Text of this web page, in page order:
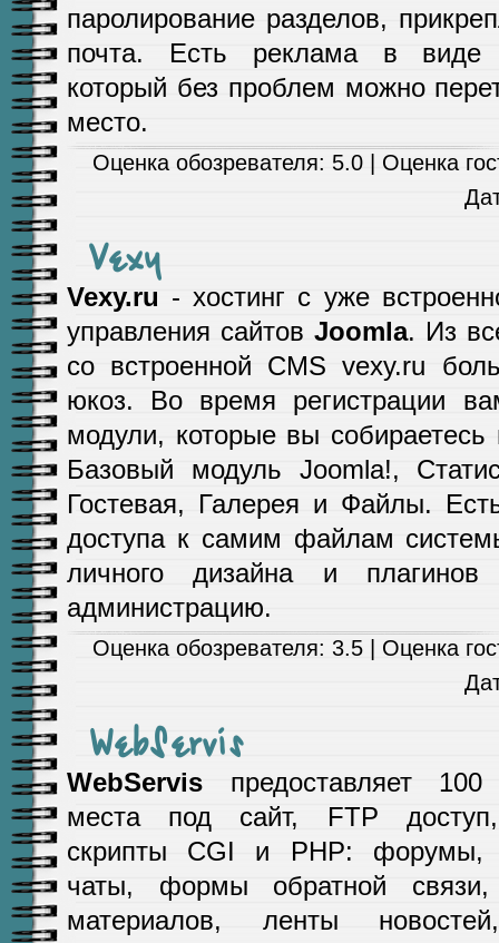
паролирование разделов,
почта. Есть реклама в виде
который без проблем можно
место.
Оценка обозревателя: 5.0 | Оценка
Vexy
Vexy.ru - хостинг с уже
управления сайтов Joomla. Из
со встроенной CMS vexy.ru
юкоз. Во время регистрации
модули, которые вы собираетесь
Базовый модуль Joomla!,
Гостевая, Галерея и Файлы.
доступа к самим файлам
личного дизайна и плагинов
администрацию.
Оценка обозревателя: 3.5 | Оценка
WebServis
WebServis предоставляет 100
места под сайт, FTP
скрипты CGI и PHP: форумы,
чаты, формы обратной связи,
материалов, ленты